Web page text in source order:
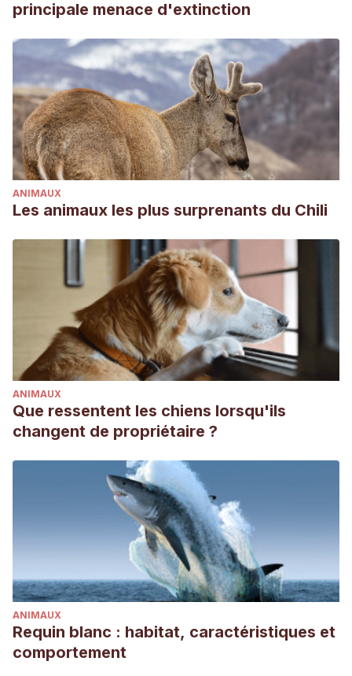
julio de 2021, de https://www.clinvetpeqanim.com/?
pag=articulo&art=12
principale menace d'extinction
ANIMAUX
Les animaux les plus surprenants du Chili
ANIMAUX
Que ressentent les chiens lorsqu'ils
changent de propriétaire ?
ANIMAUX
Requin blanc : habitat, caractéristiques et
comportement